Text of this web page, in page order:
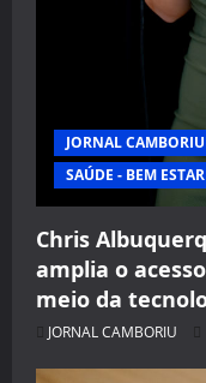
JORNAL CAMBORIU
SAÚDE - BEM
Chris
amplia o
meio da
JORNAL CAMBORIU